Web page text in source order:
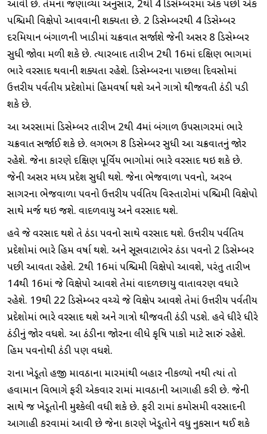
આવી છે. તેમનાં જણાવ્યા અનુસાર, 2થી 4 ડિસેમ્બરમાં એક પછી એક
પશ્ચિમી વિક્ષેપો આવવાની શક્યતા છે. 2 ડિસેમ્બરથી 4 ડિસેમ્બર
દરમિયાન બંગાળની ખાડીમાં ચક્રવાત સર્જાશે જેની અસર 8 ડિસેમ્બર
સુધી જોવા મળી શકે છે. ત્યારબાદ તારીખ 2થી 16માં દક્ષિણ ભાગમાં
ભારે વરસાદ થવાની શક્યતા રહેશે. ડિસેમ્બરના પાછલા દિવસોમાં
ઉત્તરીય પર્વતીય પ્રદેશોમાં હિમવર્ષા થશે અને ગાત્રો થીજવતી ઠંડી પડી
શકે છે.
આ અરસામાં ડિસેમ્બર તારીખ 2થી 4માં બંગાળ ઉપસાગરમાં ભારે
ચક્રવાત સર્જાઈ શકે છે. લગભગ 8 ડિસેમ્બર સુધી આ ચક્રવાતનું જોર
રહેશે. જેના કારણે દક્ષિણ પૂર્વિય ભાગોમાં ભારે વરસાદ થઇ શકે છે.
જેની અસર મધ્ય પ્રદેશ સુધી થશે. જેના ભેજવાળા પવનો, અરબ
સાગરના ભેજવાળા પવનો ઉત્તરીય પર્વતિય વિસ્તારોમાં પશ્ચિમી વિક્ષેપો
સાથે મર્જ થઇ જશે. વાદળવાયુ અને વરસાદ થશે.
હવે જે વરસાદ થશે તે ઠંડા પવનો સાથે વરસાદ થશે. ઉત્તરીય પર્વતિય
પ્રદેશોમાં ભારે હિમ વર્ષા થશે. અને સૂસવાટાભેર ઠંડા પવનો 2 ડિસેમ્બર
પછી આવતા રહેશે. 2થી 16માં પશ્ચિમી વિક્ષેપો આવશે, પરંતુ તારીખ
14થી 16માં જે વિક્ષેપો આવશે તેમાં વાદળછાયુ વાતાવરણ વધારે
રહેશે. 19થી 22 ડિસેમ્બર વચ્ચે જે વિક્ષેપ આવશે તેમાં ઉત્તરીય પર્વતીય
પ્રદેશોમાં ભારે વરસાદ થશે અને ગાત્રો થીજવતી ઠંડી પડશે. હવે ધીરે ધીરે
ઠંડીનું જોર વધશે. આ ઠંડીના જોરના લીધે કૃષિ પાકો માટે સારું રહેશે.
હિમ પવનોથી ઠંડી પણ વધશે.
રાજ્યના ખેડૂતો હજી માવઠાના મારમાંથી બહાર નીકળ્યો નથી ત્યાં તો
હવામાન વિભાગે ફરી એકવાર રાજ્યમાં માવઠાની આગાહી કરી છે. જેની
સાથે જ ખેડૂતોની મુશ્કેલી વધી શકે છે. ફરી રાજ્યમાં કમોસમી વરસાદની
આગાહી કરવામાં આવી છે જેના કારણે ખેડૂતોને વધુ નુકસાન થઈ શકે